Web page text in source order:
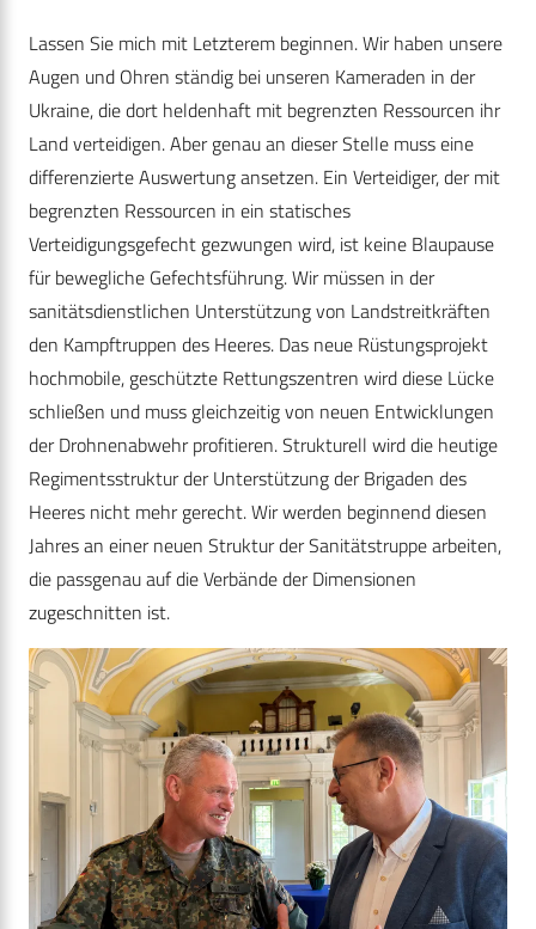
Lassen Sie mich mit Letzterem beginnen. Wir haben unsere
Augen und Ohren ständig bei unseren Kameraden in der
Ukraine, die dort heldenhaft mit begrenzten Ressourcen ihr
Land verteidigen. Aber genau an dieser Stelle muss eine
differenzierte Auswertung ansetzen. Ein Verteidiger, der mit
begrenzten Ressourcen in ein statisches
Verteidigungsgefecht gezwungen wird, ist keine Blaupause
für bewegliche Gefechtsführung. Wir müssen in der
sanitätsdienstlichen Unterstützung von Landstreitkräften
den Kampftruppen des Heeres. Das neue Rüstungsprojekt
hochmobile, geschützte Rettungszentren wird diese Lücke
schließen und muss gleichzeitig von neuen Entwicklungen
der Drohnenabwehr profitieren. Strukturell wird die heutige
Regimentsstruktur der Unterstützung der Brigaden des
Heeres nicht mehr gerecht. Wir werden beginnend diesen
Jahres an einer neuen Struktur der Sanitätstruppe arbeiten,
die passgenau auf die Verbände der Dimensionen
zugeschnitten ist.